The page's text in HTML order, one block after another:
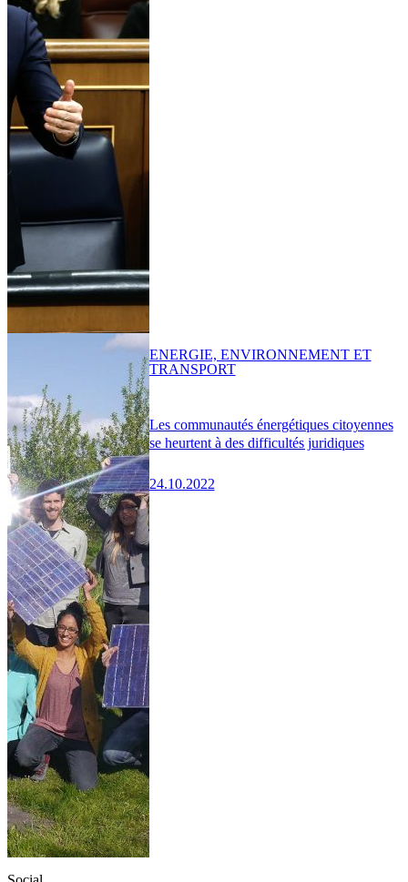
Les communautés énergétiques citoyennes
se heurtent à des difficultés juridiques
24.10.2022
ENERGIE, ENVIRONNEMENT ET
TRANSPORT